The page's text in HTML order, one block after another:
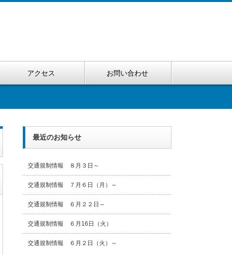
アクセス お問い合わせ
最近のお知らせ
交通規制情報 ８月３日～
交通規制情報 ７月６日（月）～
交通規制情報 ６月２２日～
交通規制情報 ６月16日（火）
交通規制情報 ６月２日（火）～